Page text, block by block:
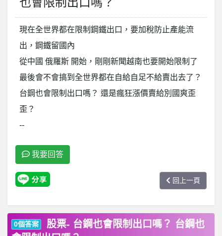
現在全世界都在限制鋼鐵出口，要加稅防止產能流
出，鋼鐵留國內
從中國 俄羅斯 開始，剛剛新聞越南也要開始限制了
最後會不會搞到全世界都在自給自足不給賣出去了？
台鋼也會限制出口嗎？ 還是瘋狂漲價賣給別國爽歪
歪？
--
我要回答
回上一頁
0個答案
股票- 台鋼也會限制出口嗎？ 台鋼也